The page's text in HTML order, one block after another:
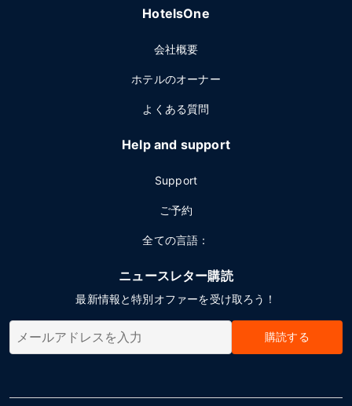
HotelsOne
会社概要
ホテルのオーナー
よくある質問
Help and support
Support
ご予約
全ての言語：
ニュースレター購読
最新情報と特別オファーを受け取ろう！
購読する